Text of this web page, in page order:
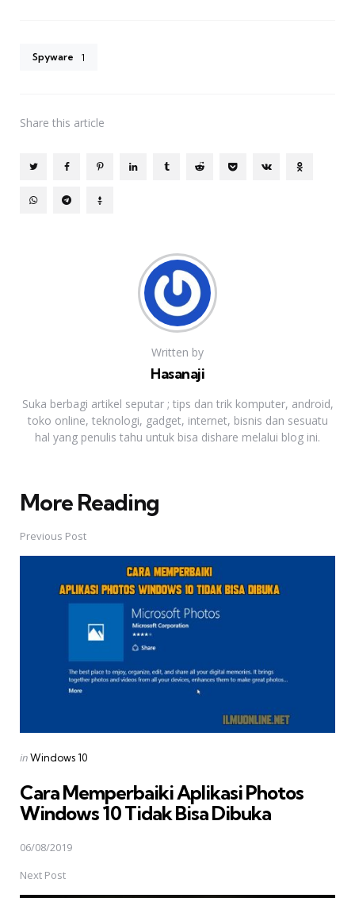
Spyware 1
Share this article
Written by
Hasanaji
Suka berbagi artikel seputar ; tips dan trik komputer, android,
toko online, teknologi, gadget, internet, bisnis dan sesuatu
hal yang penulis tahu untuk bisa dishare melalui blog ini.
More Reading
Post
navigation
Previous Post
Posted
inWindows 10
Cara Memperbaiki Aplikasi Photos
Windows 10 Tidak Bisa Dibuka
06/08/2019
Next Post